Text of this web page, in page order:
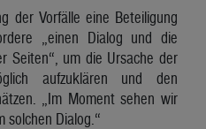
der Vorfälle eine Beteiligung
„einen Dialog und die
Seiten“, um die Ursache der
aufzuklären und den
„Im Moment sehen wir
solchen Dialog.“